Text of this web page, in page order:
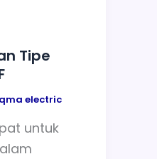
Tipe
electric
untuk